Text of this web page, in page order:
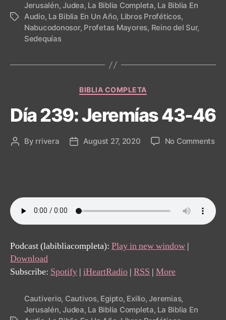
Tags
Jerusalén,Judea, La Biblia Completa, La Biblia En
Audio, La Biblia En Un Año, Libros Proféticos,
Nabucodonosor, Profetas Mayores, Reino del Sur,
Sedequías
Categories
BIBLIA COMPLETA
Día 239: Jeremías 43-46
Post
By rrivera
PostAugust 27, 2020 No Commentson
Podcast (labibliacompleta): Play in new window |
Download
Subscribe: Spotify | iHeartRadio | RSS | More
Cautiverio, Cautivos, Egipto, Exilio,Jeremias,
Jerusalén,Judea, La Biblia Completa, La Biblia En